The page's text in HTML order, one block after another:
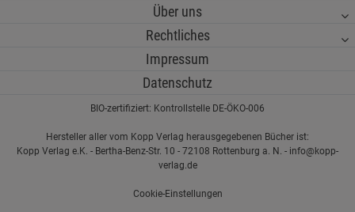
Über uns
Rechtliches
Impressum
Datenschutz
BIO-zertifiziert: Kontrollstelle DE-ÖKO-006
Hersteller aller vom Kopp Verlag herausgegebenen Bücher ist:
Kopp Verlag e.K. - Bertha-Benz-Str. 10 - 72108 Rottenburg a. N. - info@kopp-
verlag.de
Cookie-Einstellungen